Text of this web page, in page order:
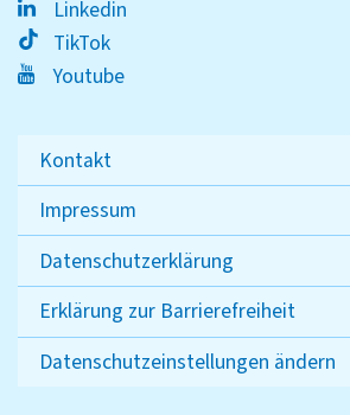
Linkedin
TikTok
Youtube
Kontakt
Impressum
Datenschutzerklärung
Erklärung zur Barrierefreiheit
Datenschutzeinstellungen ändern